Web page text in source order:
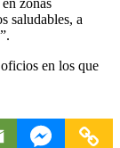
zonas
saludables, a
en los que